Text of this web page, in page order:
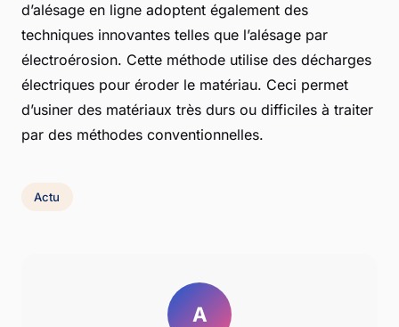
d’alésage en ligne adoptent également des
techniques innovantes telles que l’alésage par
électroérosion. Cette méthode utilise des décharges
électriques pour éroder le matériau. Ceci permet
d’usiner des matériaux très durs ou difficiles à traiter
par des méthodes conventionnelles.
Actu
A